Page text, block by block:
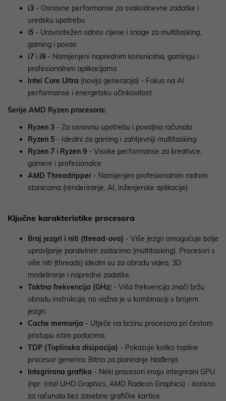
i3 - Osnovne performanse za svakodnevne zadatke i
uredsku upotrebu
i5 - Uravnotežen odnos cijene i snage za multitasking,
gaming i posao
i7 i i9 - Namijenjeni naprednim korisnicima, gamingu i
profesionalnim aplikacijama
Intel Core Ultra (novija generacija) - Fokus na AI
performanse i energetsku učinkovitost
Serije AMD Ryzen procesora:
Ryzen 3 - Za osnovnu upotrebu i povoljna računala
Ryzen 5 - Idealni za gaming i zahtjevniji multitasking
Ryzen 7 i Ryzen 9 - Visoke performanse za kreativce,
gamere i profesionalce
AMD Threadripper- Namijenjen profesionalnim radnim
stanicama (renderiranje, AI, inženjerske aplikacije)
Ključne karakteristike procesora
Broj jezgri i niti (thread-ova) - Više jezgri omogućuje bolje
upravljanje paralelnim zadacima (multitasking). Procesori s
više niti (threads) idealni su za obradu videa, 3D
modeliranje i napredne zadatke.
Taktna frekvencija (GHz) - Viša frekvencija znači bržu
obradu instrukcija, no važna je u kombinaciji s brojem
jezgri.
Cache memorija - Utječe na brzinu procesora pri čestom
pristupu istim podacima.
TDP (Toplinska disipacija) - Pokazuje koliko topline
procesor generira. Bitno za planiranje hlađenja.
Integrirana grafika - Neki procesori imaju integrirani GPU
(npr. Intel UHD Graphics, AMD Radeon Graphics) - korisno
za računala bez zasebne grafičke kartice.